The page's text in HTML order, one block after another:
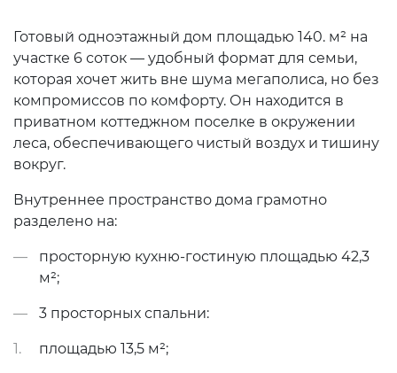
Готовый одноэтажный дом площадью 140. м² на
участке 6 соток — удобный формат для семьи,
которая хочет жить вне шума мегаполиса, но без
компромиссов по комфорту. Он находится в
приватном коттеджном поселке в окружении
леса, обеспечивающего чистый воздух и тишину
вокруг.
Внутреннее пространство дома грамотно
разделено на:
просторную кухню-гостиную площадью 42,3
м²;
3 просторных спальни:
площадью 13,5 м²;